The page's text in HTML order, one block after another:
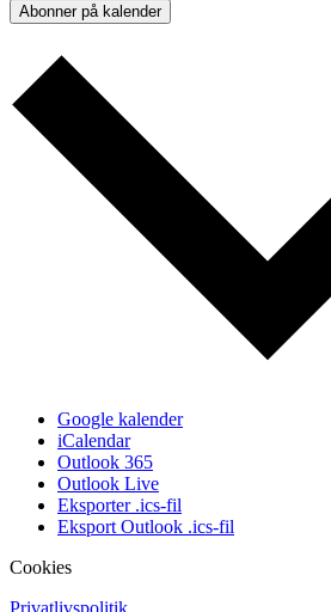
Abonner på kalender
Google kalender
iCalendar
Outlook 365
Outlook Live
Eksporter .ics-fil
Eksport Outlook .ics-fil
Cookies